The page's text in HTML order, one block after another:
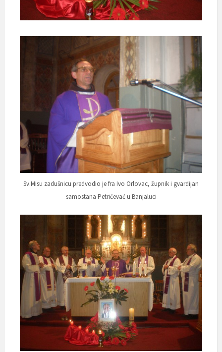
Sv.Misu zadušnicu predvodio je fra Ivo Orlovac, župnik i gvardijan
samostana Petrićevać u Banjaluci